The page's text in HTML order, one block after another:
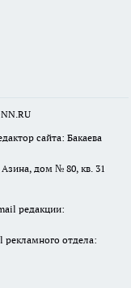
сайта: Бакаева
Азина, дом № 80, кв. 31
редакции:
рекламного отдела: